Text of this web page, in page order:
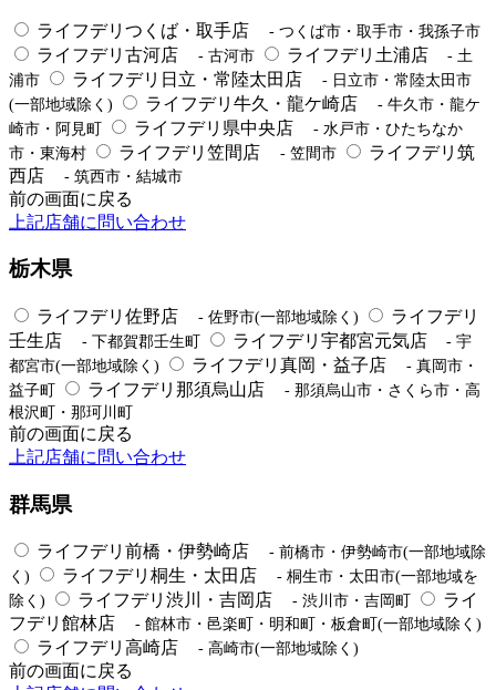
ライフデリつくば・取手店 - つくば市・取手市・我孫子市
ライフデリ古河店 - 古河市 ライフデリ土浦店
- 土
浦市
ライフデリ日立・常陸太田店
- 日立市・常陸太田市
(一部地域除く)
ライフデリ牛久・龍ケ崎店
- 牛久市・龍ケ
崎市・阿見町
ライフデリ県中央店
- 水戸市・ひたちなか
市・東海村
ライフデリ笠間店 - 笠間市
ライフデリ筑
西店
- 筑西市・結城市
前の画面に戻る
上記店舗に問い合わせ
栃木県
ライフデリ佐野店 - 佐野市(一部地域除く)
ライフデリ
壬生店
- 下都賀郡壬生町 ライフデリ宇都宮元気店
- 宇
都宮市(一部地域除く)
ライフデリ真岡・益子店
- 真岡市・
益子町
ライフデリ那須烏山店
- 那須烏山市・さくら市・高
根沢町・那珂川町
前の画面に戻る
上記店舗に問い合わせ
群馬県
ライフデリ前橋・伊勢崎店
- 前橋市・伊勢崎市(一部地域除
く)
ライフデリ桐生・太田店
- 桐生市・太田市(一部地域を
除く)
ライフデリ渋川・吉岡店 - 渋川市・吉岡町
ライ
フデリ館林店
- 館林市・邑楽町・明和町・板倉町(一部地域除く)
ライフデリ高崎店 - 高崎市(一部地域除く)
前の画面に戻る